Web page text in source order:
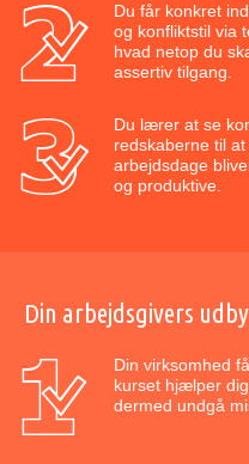
Du får konkret
og konfliktstil via
hvad netop du
assertiv tilgang.
Du lærer at se
redskaberne til
arbejdsdage
og produktive.
Din arbejdsgivers
Din virksomhed
kurset hjælper
dermed undgå